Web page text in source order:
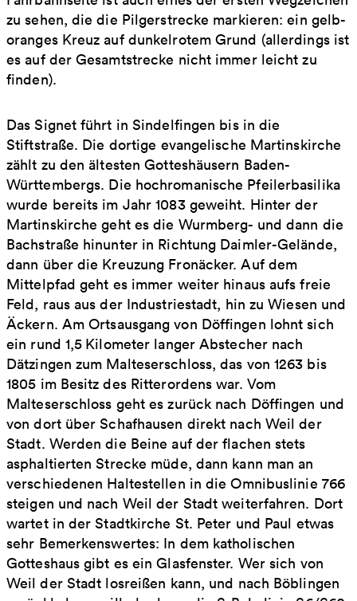
zu sehen, die die Pilgerstrecke markieren: ein gelb-
oranges Kreuz auf dunkelrotem Grund (allerdings ist
es auf der Gesamtstrecke nicht immer leicht zu
finden).
Das Signet führt in Sindelfingen bis in die
Stiftstraße. Die dortige evangelische Martinskirche
zählt zu den ältesten Gotteshäusern Baden-
Württembergs. Die hochromanische Pfeilerbasilika
wurde bereits im Jahr 1083 geweiht. Hinter der
Martinskirche geht es die Wurmberg- und dann die
Bachstraße hinunter in Richtung Daimler-Gelände,
dann über die Kreuzung Fronäcker. Auf dem
Mittelpfad geht es immer weiter hinaus aufs freie
Feld, raus aus der Industriestadt, hin zu Wiesen und
Äckern. Am Ortsausgang von Döffingen lohnt sich
ein rund 1,5 Kilometer langer Abstecher nach
Dätzingen zum Malteserschloss, das von 1263 bis
1805 im Besitz des Ritterordens war. Vom
Malteserschloss geht es zurück nach Döffingen und
von dort über Schafhausen direkt nach Weil der
Stadt. Werden die Beine auf der flachen stets
asphaltierten Strecke müde, dann kann man an
verschiedenen Haltestellen in die Omnibuslinie 766
steigen und nach Weil der Stadt weiterfahren. Dort
wartet in der Stadtkirche St. Peter und Paul etwas
sehr Bemerkenswertes: In dem katholischen
Gotteshaus gibt es ein Glasfenster. Wer sich von
Weil der Stadt losreißen kann, und nach Böblingen